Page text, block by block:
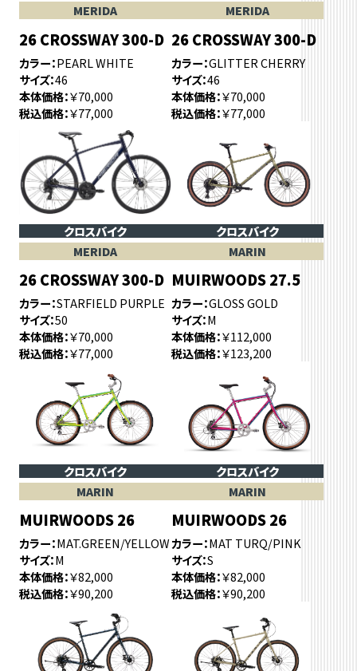
MERIDA
26 CROSSWAY 300-D
カラー PEARL WHITE
サイズ 46
本体価格 ￥70,000
税込価格 ￥77,000
MERIDA
26 CROSSWAY 300-D
カラー GLITTER CHERRY
サイズ 46
本体価格 ￥70,000
税込価格 ￥77,000
クロスバイク
MERIDA
26 CROSSWAY 300-D
カラー STARFIELD PURPLE
サイズ 50
本体価格 ￥70,000
税込価格 ￥77,000
クロスバイク
MARIN
MUIRWOODS 27.5
カラー GLOSS GOLD
サイズ M
本体価格 ￥112,000
税込価格 ￥123,200
クロスバイク
MARIN
MUIRWOODS 26
カラー MAT.GREEN/YELLOW
サイズ M
本体価格 ￥82,000
税込価格 ￥90,200
クロスバイク
MARIN
MUIRWOODS 26
カラー MAT TURQ/PINK
サイズ S
本体価格 ￥82,000
税込価格 ￥90,200